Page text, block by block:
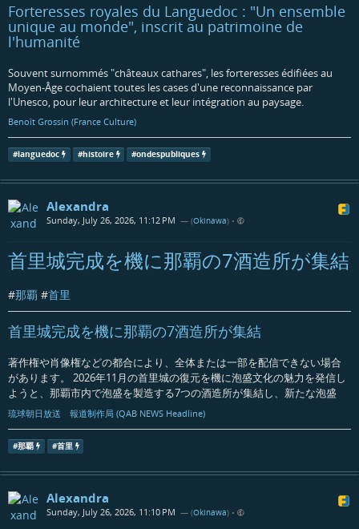
Forteresses royales du Languedoc : "Un ensemble
unique au monde", inscrit au patrimoine de
l'humanité
Souvent surnommés "châteaux cathares", les forteresses édifiées au
Moyen-Âge cochaient toutes les cases d'une reconnaissance par
l'Unesco, pour leur architecture et leur intégration au paysage.
Benoît Grossin (France Culture)
#languedoc #histoire #ondespubliques
Alexandra
Sunday, July 26, 2026, 11:12 PM — (Okinawa) •
首里城完成を機に那覇の7酒造所が集結
#那覇 #首里
首里城完成を機に那覇の7酒造所が集結
著作権や肖像権などの都合により、全体または一部を配信できない場合
があります。 2026年11月の首里城の復元を機に泡盛文化の魅力を発信し
ようと、那覇市内で泡盛を製造する7つの酒造所が集結し、新たな泡盛
琉球朝日放送 報道制作局 (QAB NEWS Headline)
#那覇 #首里
Alexandra
Sunday, July 26, 2026, 11:10 PM — (Okinawa) •